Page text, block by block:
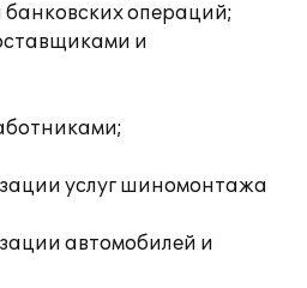
банковских операций;
и
услуг шиномонтажа
автомобилей и